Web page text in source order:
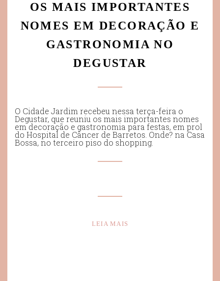
OS MAIS IMPORTANTES
NOMES EM DECORAÇÃO E
GASTRONOMIA NO
DEGUSTAR
O Cidade Jardim recebeu nessa terça-feira o
Degustar, que reuniu os mais importantes nomes
em decoração e gastronomia para festas, em prol
do Hospital de Câncer de Barretos. Onde? na Casa
Bossa, no terceiro piso do shopping.
LEIA MAIS